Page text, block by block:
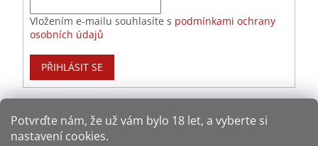
Potvrďte nám​​, že už vám bylo 18 let, a vyberte si
nastavení cookies.
Vložením e-mailu souhlasíte s podmínkami ochrany
osobních údajů
PŘIHLÁSIT SE